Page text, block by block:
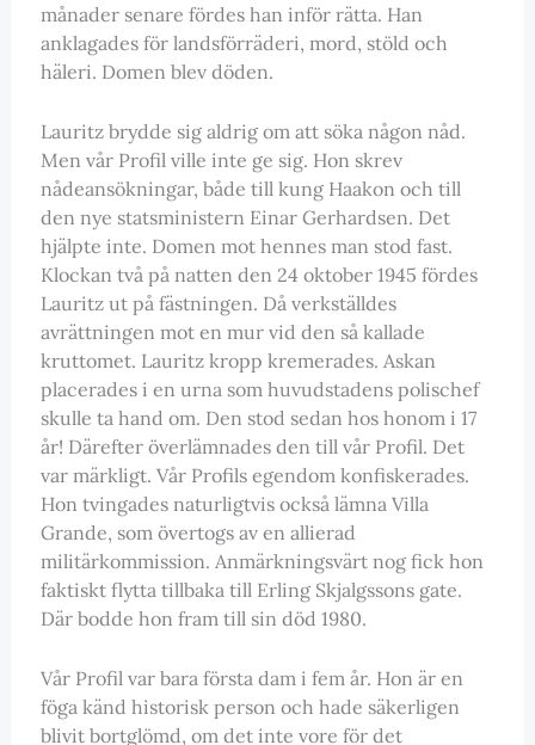
månader senare fördes han inför rätta. Han
anklagades för landsförräderi, mord, stöld och
häleri. Domen blev döden.
Lauritz brydde sig aldrig om att söka någon nåd.
Men vår Profil ville inte ge sig. Hon skrev
nådeansökningar, både till kung Haakon och till
den nye statsministern Einar Gerhardsen. Det
hjälpte inte. Domen mot hennes man stod fast.
Klockan två på natten den 24 oktober 1945 fördes
Lauritz ut på fästningen. Då verkställdes
avrättningen mot en mur vid den så kallade
kruttomet. Lauritz kropp kremerades. Askan
placerades i en urna som huvudstadens polischef
skulle ta hand om. Den stod sedan hos honom i 17
år! Därefter överlämnades den till vår Profil. Det
var märkligt. Vår Profils egendom konfiskerades.
Hon tvingades naturligtvis också lämna Villa
Grande, som övertogs av en allierad
militärkommission. Anmärkningsvärt nog fick hon
faktiskt flytta tillbaka till Erling Skjalgssons gate.
Där bodde hon fram till sin död 1980.
Vår Profil var bara första dam i fem år. Hon är en
föga känd historisk person och hade säkerligen
blivit bortglömd, om det inte vore för det